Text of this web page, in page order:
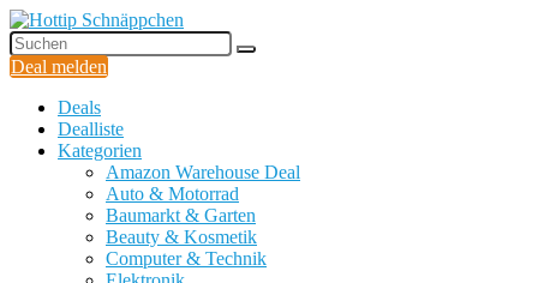
Deal melden
Deals
Dealliste
Kategorien
Amazon Warehouse Deal
Auto & Motorrad
Baumarkt & Garten
Beauty & Kosmetik
Computer & Technik